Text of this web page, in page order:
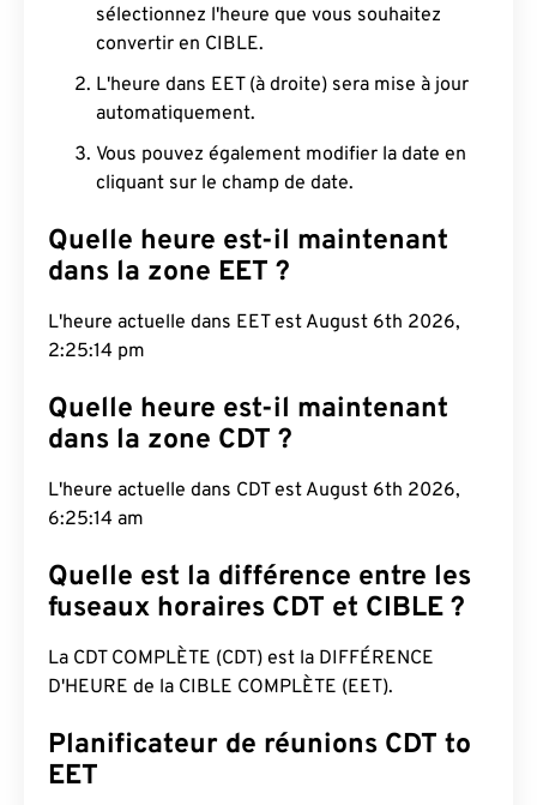
sélectionnez l'heure que vous souhaitez
convertir en CIBLE.
L'heure dans EET (à droite) sera mise à jour
automatiquement.
Vous pouvez également modifier la date en
cliquant sur le champ de date.
Quelle heure est-il maintenant
dans la zone EET ?
L'heure actuelle dans EET est August 6th 2026,
2:25:15 pm
Quelle heure est-il maintenant
dans la zone CDT ?
L'heure actuelle dans CDT est August 6th 2026,
6:25:15 am
Quelle est la différence entre les
fuseaux horaires CDT et CIBLE ?
La CDT COMPLÈTE (CDT) est la DIFFÉRENCE
D'HEURE de la CIBLE COMPLÈTE (EET).
Planificateur de réunions CDT to
EET